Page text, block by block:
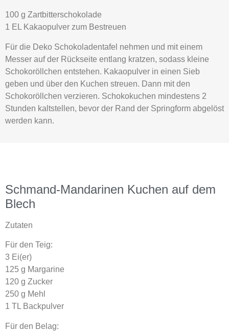
100 g Zartbitterschokolade
1 EL Kakaopulver zum Bestreuen
Für die Deko Schokoladentafel nehmen und mit einem
Messer auf der Rückseite entlang kratzen, sodass kleine
Schokoröllchen entstehen. Kakaopulver in einen Sieb
geben und über den Kuchen streuen. Dann mit den
Schokoröllchen verzieren. Schokokuchen mindestens 2
Stunden kaltstellen, bevor der Rand der Springform abgelöst
werden kann.
Schmand-Mandarinen Kuchen auf dem
Blech
Zutaten
Für den Teig:
3 Ei(er)
125 g Margarine
120 g Zucker
250 g Mehl
1 TL Backpulver
Für den Belag: